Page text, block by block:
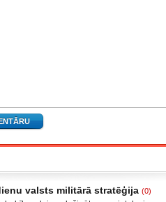
valsts militārā stratēģija (0)